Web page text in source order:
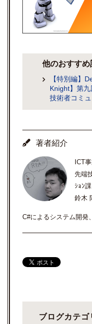
他のおすすめ
【特別編】
Knight】第
技術者コミ
著者紹介
ICT
先端
ｼｮﾝ課
鈴木
C#によるシステム開発
ブログカテゴ